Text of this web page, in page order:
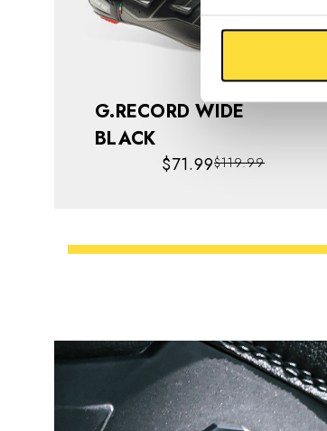
G.RECORD WIDE
BLACK
$119.99
$71.99